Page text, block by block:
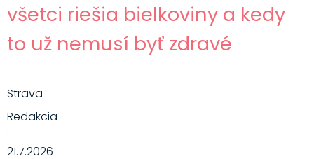
všetci riešia bielkoviny a kedy
to už nemusí byť zdravé
Strava
Redakcia
·
21.7.2026